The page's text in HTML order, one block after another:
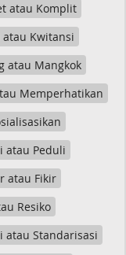
atau Komplit
Kwitansi
atau Mangkok
Memperhatikan
atau Peduli
atau Fikir
Resiko
atau Standarisasi